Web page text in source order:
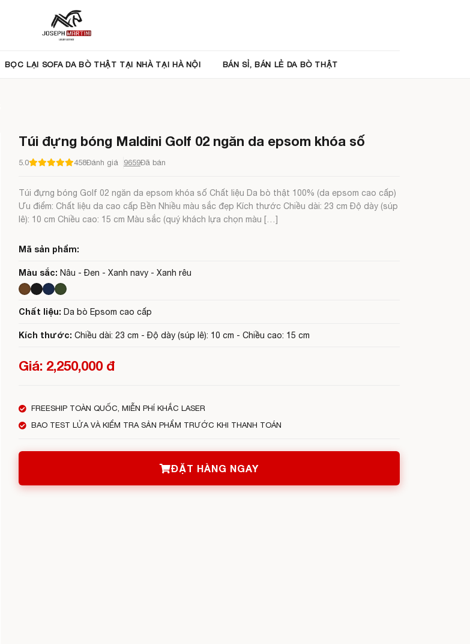
BỌC LẠI SOFA DA BÒ THẬT TẠI NHÀ TẠI HÀ NỘI BÁN SỈ, BÁN LẺ DA BÒ THẬT
Túi đựng bóng Maldini Golf 02 ngăn da epsom khóa số
5.0 458Đánh giá 9659Đã bán
Túi đựng bóng Golf 02 ngăn da epsom khóa số Chất liệu Da bò thật 100% (da epsom cao cấp)
Ưu điểm: Chất liệu da cao cấp Bền Nhiều màu sắc đẹp Kích thước Chiều dài: 23 cm Độ dày (súp
lê): 10 cm Chiều cao: 15 cm Màu sắc (quý khách lựa chọn màu […]
Mã sản phẩm:
Màu sắc: Nâu - Đen - Xanh navy - Xanh rêu
Chất liệu: Da bò Epsom cao cấp
Kích thước: Chiều dài: 23 cm - Độ dày (súp lê): 10 cm - Chiều cao: 15 cm
Giá: 2,250,000 đ
FREESHIP TOÀN QUỐC, MIỄN PHÍ KHẮC LASER
BAO TEST LỬA VÀ KIỂM TRA SẢN PHẨM TRƯỚC KHI THANH TOÁN
ĐẶT HÀNG NGAY